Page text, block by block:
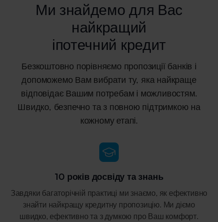
Ми знайдемо для Вас
найкращий
іпотечний кредит
Безкоштовно порівняємо пропозиції банків і
допоможемо Вам вибрати ту, яка найкраще
відповідає Вашим потребам і можливостям.
Швидко, безпечно та з повною підтримкою на
кожному етапі.
10 років досвіду та знань
Завдяки багаторічній практиці ми знаємо, як ефективно
знайти найкращу кредитну пропозицію. Ми діємо
швидко, ефективно та з думкою про Ваш комфорт.